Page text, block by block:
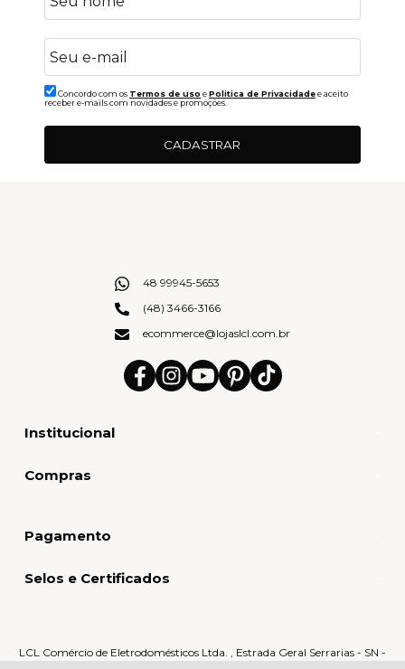
Concordo com os Termos de uso ePolitica de Privacidadee aceito
receber e-mails com novidades e promoções.
CADASTRAR
Institucional
Compras
48 99945-5653
(48) 3466-3166
ecommerce@lojaslcl.com.br
Pagamento
Selos e Certificados
LCL Comércio de Eletrodomésticos Ltda. , Estrada Geral Serrarias - SN -
Serrarias - 88870-000 - Orleans - SC